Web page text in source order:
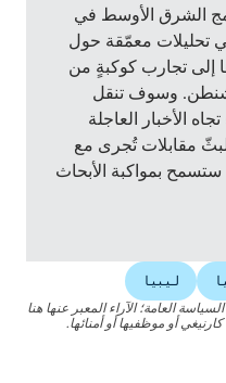
الشرق الأوسط في
تحليلات معمّقة حول
إلى تجارب كوكبةٍ من
وسوف تنقل
الأخبار العاجلة
لبثّ مقابلات تُجرى مع
بمواكبة الأبحاث
ليبيا
العامة؛ الآراء المعبر عنها هنا
أو موظفيها أو أمنائها.